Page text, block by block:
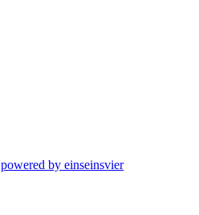
powered by einseinsvier